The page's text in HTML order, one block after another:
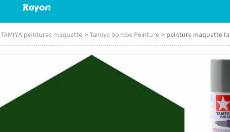
Rayon
TAMIYA peintures maquette >Tamiya bombe Peinture > peinture maquette